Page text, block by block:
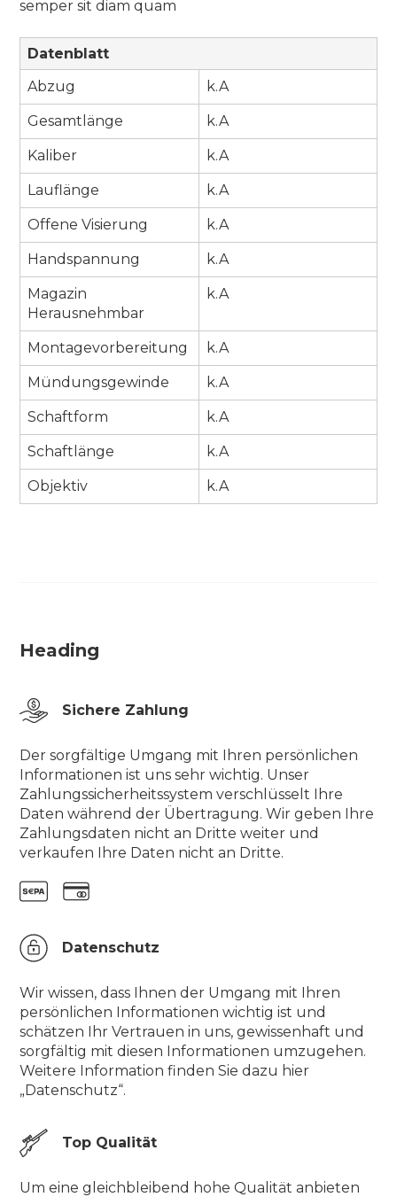
semper sit diam quam
Datenblatt
Abzug
k.A
Gesamtlänge k.A
Kaliber k.A
Lauflänge k.A
Offene Visierung k.A
Handspannung k.A
Magazin
Herausnehmbar
k.A
Montagevorbereitung k.A
Mündungsgewinde k.A
Schaftform k.A
Schaftlänge k.A
Objektiv k.A
Heading
Sichere Zahlung
Der sorgfältige Umgang mit Ihren persönlichen
Informationen ist uns sehr wichtig. Unser
Zahlungssicherheitssystem verschlüsselt Ihre
Daten während der Übertragung. Wir geben Ihre
Zahlungsdaten nicht an Dritte weiter und
verkaufen Ihre Daten nicht an Dritte.
Datenschutz
Wir wissen, dass Ihnen der Umgang mit Ihren
persönlichen Informationen wichtig ist und
schätzen Ihr Vertrauen in uns, gewissenhaft und
sorgfältig mit diesen Informationen umzugehen.
Weitere Information finden Sie dazu hier
„Datenschutz“.
Top Qualität
Um eine gleichbleibend hohe Qualität anbieten